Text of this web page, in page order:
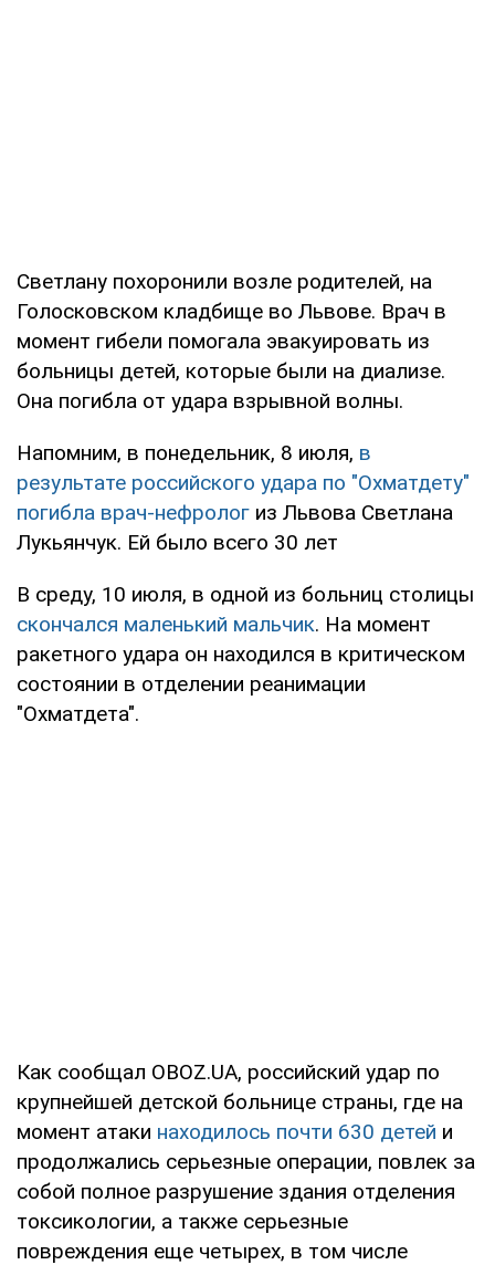
Светлану похоронили возле родителей, на
Голосковском кладбище во Львове. Врач в
момент гибели помогала эвакуировать из
больницы детей, которые были на диализе.
Она погибла от удара взрывной волны.
Напомним, в понедельник, 8 июля, в
результате российского удара по "Охматдету"
погибла врач-нефролог из Львова Светлана
Лукьянчук. Ей было всего 30 лет
В среду, 10 июля, в одной из больниц столицы
скончался маленький мальчик. На момент
ракетного удара он находился в критическом
состоянии в отделении реанимации
"Охматдета".
Как сообщал OBOZ.UA, российский удар по
крупнейшей детской больнице страны, где на
момент атаки находилось почти 630 детей и
продолжались серьезные операции, повлек за
собой полное разрушение здания отделения
токсикологии, а также серьезные
повреждения еще четырех, в том числе